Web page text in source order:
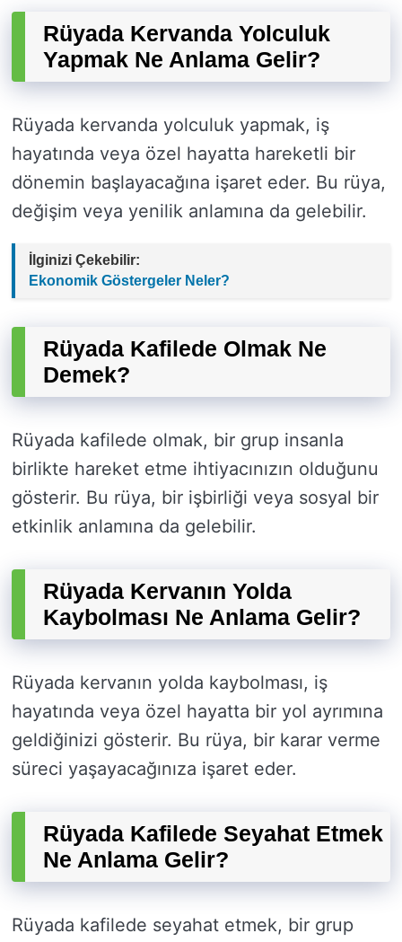
Rüyada Kervanda Yolculuk
Yapmak Ne Anlama Gelir?
Rüyada kervanda yolculuk yapmak, iş
hayatında veya özel hayatta hareketli bir
dönemin başlayacağına işaret eder. Bu rüya,
değişim veya yenilik anlamına da gelebilir.
İlginizi Çekebilir:
Ekonomik Göstergeler Neler?
Rüyada Kafilede Olmak Ne
Demek?
Rüyada kafilede olmak, bir grup insanla
birlikte hareket etme ihtiyacınızın olduğunu
gösterir. Bu rüya, bir işbirliği veya sosyal bir
etkinlik anlamına da gelebilir.
Rüyada Kervanın Yolda
Kaybolması Ne Anlama Gelir?
Rüyada kervanın yolda kaybolması, iş
hayatında veya özel hayatta bir yol ayrımına
geldiğinizi gösterir. Bu rüya, bir karar verme
süreci yaşayacağınıza işaret eder.
Rüyada Kafilede Seyahat Etmek
Ne Anlama Gelir?
Rüyada kafilede seyahat etmek, bir grup